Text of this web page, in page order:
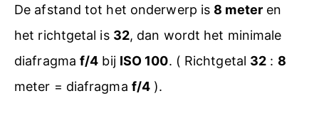
De afstand tot het onderwerp is 8 meteren
het richtgetal is 32, dan wordt het minimale
diafragma f/4 bij ISO 100. ( Richtgetal 32 : 8
meter = diafragma f/4 ).